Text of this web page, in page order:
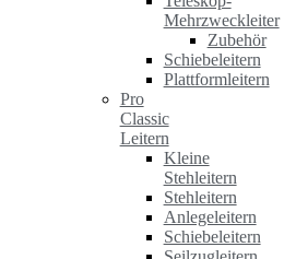
Mehrzweckleiter
Zubehör
Schiebeleitern
Plattformleitern
Pro
Classic
Leitern
Kleine
Stehleitern
Stehleitern
Anlegeleitern
Schiebeleitern